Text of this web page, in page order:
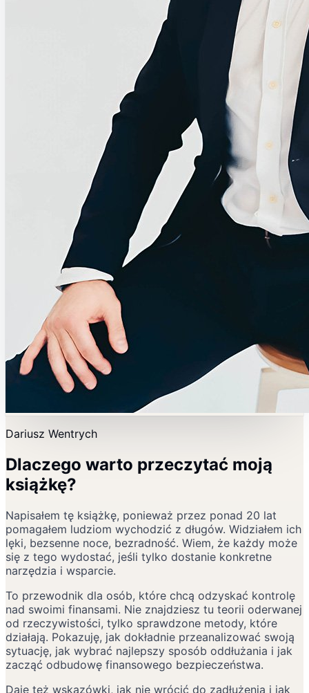
Dariusz Wentrych
Dlaczego warto przeczytać moją
książkę?
Napisałem tę książkę, ponieważ przez ponad 20 lat
pomagałem ludziom wychodzić z długów. Widziałem ich
lęki, bezsenne noce, bezradność. Wiem, że każdy może
się z tego wydostać, jeśli tylko dostanie konkretne
narzędzia i wsparcie.
To przewodnik dla osób, które chcą odzyskać kontrolę
nad swoimi finansami. Nie znajdziesz tu teorii oderwanej
od rzeczywistości, tylko sprawdzone metody, które
działają. Pokazuję, jak dokładnie przeanalizować swoją
sytuację, jak wybrać najlepszy sposób oddłużania i jak
zacząć odbudowę finansowego bezpieczeństwa.
Daję też wskazówki, jak nie wrócić do zadłużenia i jak